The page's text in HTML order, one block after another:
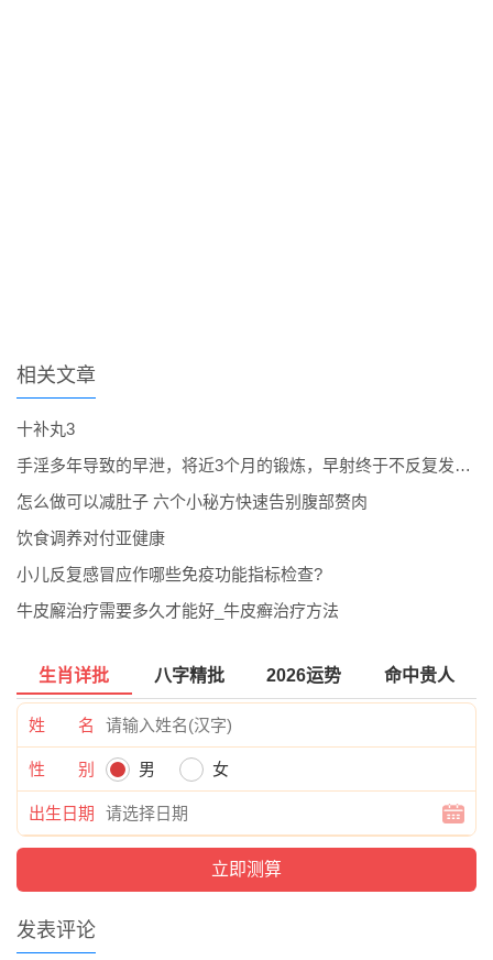
相关文章
十补丸3
手淫多年导致的早泄，将近3个月的锻炼，早射终于不反复发作了。
怎么做可以减肚子 六个小秘方快速告别腹部赘肉
饮食调养对付亚健康
小儿反复感冒应作哪些免疫功能指标检查?
牛皮廨治疗需要多久才能好_牛皮癣治疗方法
生肖详批 八字精批 2026运势 命中贵人
姓 名
性 别 男 女
出生日期
发表评论